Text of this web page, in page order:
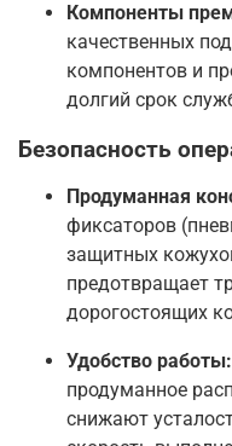
Компоненты
качественных
компонентов и
долгий срок
Безопасность
Продуманная
фиксаторов
защитных
предотвращает
дорогостоящих
Удобство работы:
продуманное
снижают